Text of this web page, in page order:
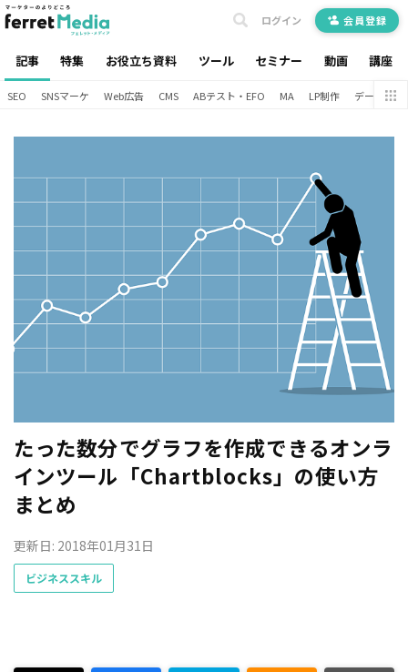
記事 特集 お役立ち資料 ツール セミナー 動画 講座
ログイン 会員登録
SEO SNSマーケ Web広告 CMS ABテスト・EFO MA LP制作 データ分析
たった数分でグラフを作成できるオンラ
インツール「Chartblocks」の使い方
まとめ
更新日: 2018年01月31日
ビジネススキル